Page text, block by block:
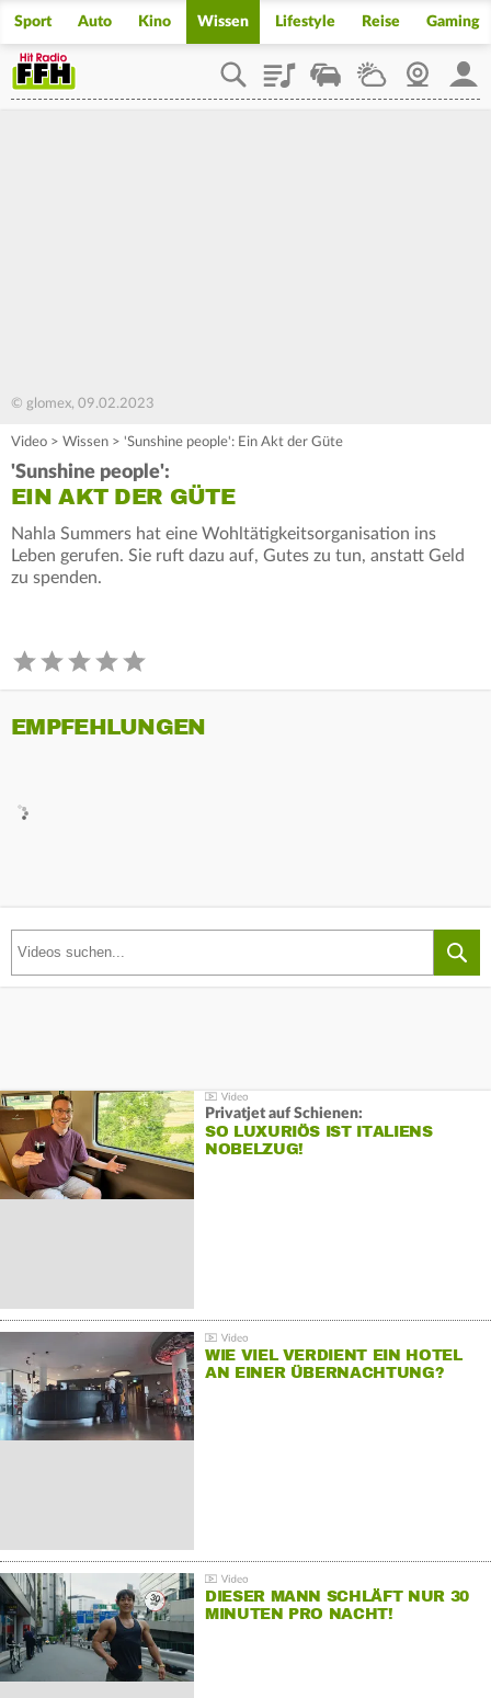
Sport Auto Kino Wissen Lifestyle Reise Gaming
PlaylistStaupilotWetterWebcam
© glomex, 09.02.2023
Video > Wissen > 'Sunshine people': Ein Akt der Güte
'Sunshine people':
EIN AKT DER GÜTE
Nahla Summers hat eine Wohltätigkeitsorganisation ins
Leben gerufen. Sie ruft dazu auf, Gutes zu tun, anstatt Geld
zu spenden.
EMPFEHLUNGEN
Privatjet auf Schienen:
SO LUXURIÖS IST ITALIENS
NOBELZUG!
WIE VIEL VERDIENT EIN HOTEL
AN EINER ÜBERNACHTUNG?
DIESER MANN SCHLÄFT NUR 30
MINUTEN PRO NACHT!